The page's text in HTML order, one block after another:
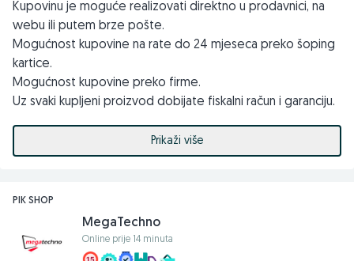
Kupovinu je moguće realizovati direktno u prodavnici, na
webu ili putem brze pošte.
Mogućnost kupovine na rate do 24 mjeseca preko šoping
kartice.
Mogućnost kupovine preko firme.
Uz svaki kupljeni proizvod dobijate fiskalni račun i garanciju.
Kontakt telefoni ili viber: 061255994; 033618310
Email: info@megatechno.ba
Stojimo na raspolaganju za sve dodatne upite i konsultacije.
MEGA TECHNO DOO
71000 Sarajevo, Koldvorska 12, TC Intershop
Prikaži više
PIK SHOP
MegaTechno
Online prije 14 minuta